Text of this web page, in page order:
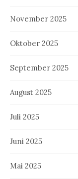
November 2025
Oktober 2025
September 2025
August 2025
Juli 2025
Juni 2025
Mai 2025